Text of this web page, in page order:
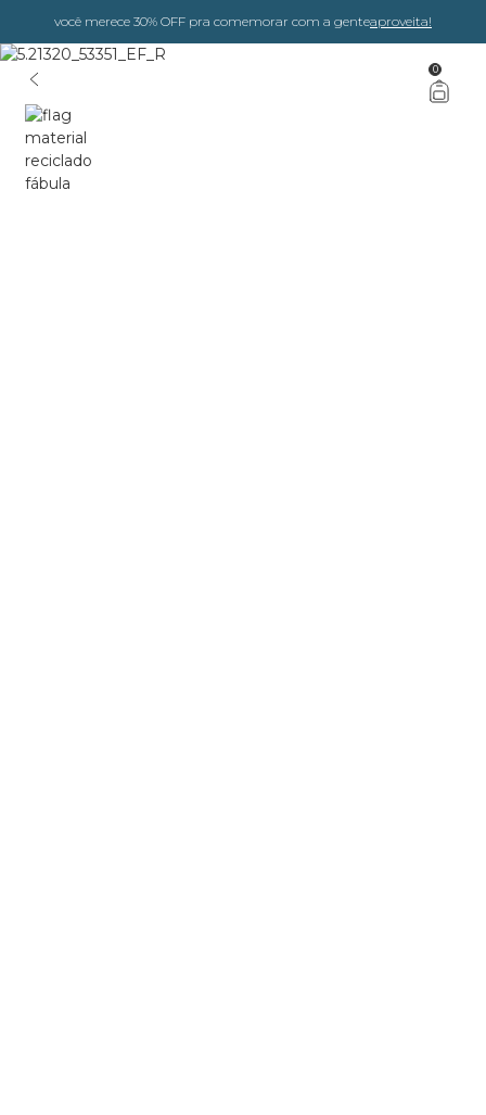
você merece 30% OFF pra comemorar com a genteaproveita!
0